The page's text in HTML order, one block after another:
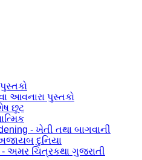
આવનારા પુસ્તકો
છૂટ
- ખેતી તથા બાગવાની
દુનિયા
- અમર ચિત્રકથા ગુજરાતી